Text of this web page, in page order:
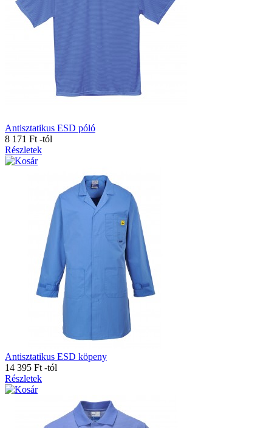
Antisztatikus ESD póló
8 171 Ft -tól
Részletek
Antisztatikus ESD köpeny
14 395 Ft -tól
Részletek